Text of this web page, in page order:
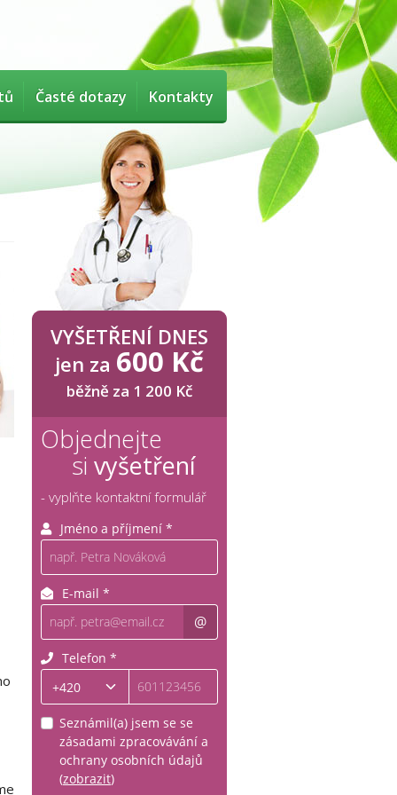
Časté dotazy Kontakty
VYŠETŘENÍ DNES
jen za 600 Kč
běžně za 1 200 Kč
Objednejte
si vyšetření
- vyplňte kontaktní formulář